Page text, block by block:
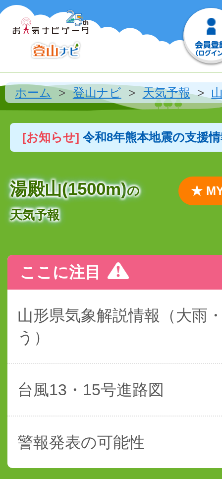
ホーム 登山ナビ 天気予報
[お知らせ] 令和8年熊本地震の支援
湯殿山(1500m)の
天気予報
★
ここに注目
山形県気象解説情報（大雨
う）
台風13・15号進路図
警報発表の可能性